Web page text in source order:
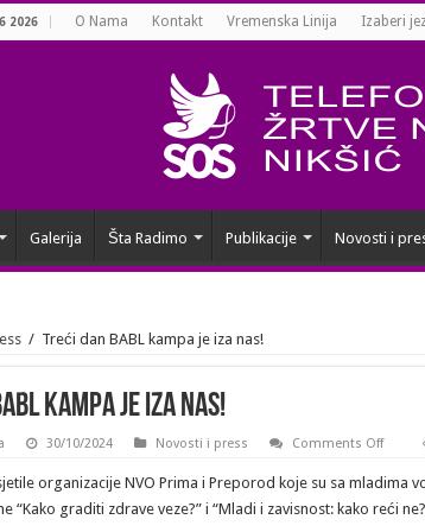
2026 O Nama Kontakt Vremenska Linija Izaberi
Galerija Šta Radimo Publikacije Novosti i
/ Treći dan BABL kampa je iza nas!
kampa je iza nas!
30/10/2024 Novosti i press Comments Offon
dan
BABL
kampa
je
organizacije NVO Prima i Preporod koje su sa mladima
“Kako graditi zdrave veze?” i “Mladi i zavisnost: kako reći